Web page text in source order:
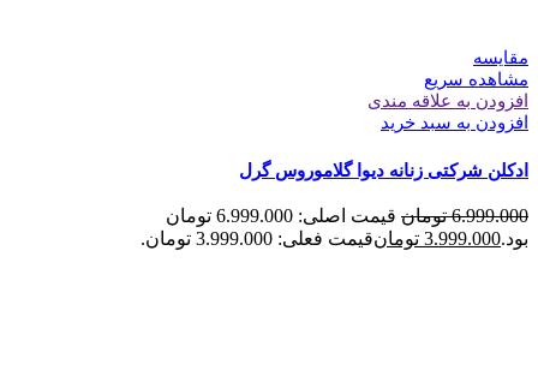
مقایسه
مشاهده سریع
افزودن به علاقه مندی
افزودن به سبد خرید
ادکلن شرکتی زنانه دیوا گلاموروس گرل
6.999.000 تومان
قیمت اصلی: 6.999.000 تومان
بود.3.999.000 تومانقیمت فعلی: 3.999.000 تومان.